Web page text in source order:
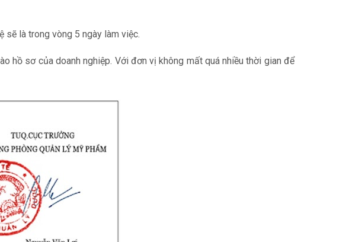
sẽ là trong vòng 5 ngày làm việc.
hồ sơ của doanh nghiệp. Với đơn vị không mất quá nhiều thời gian để